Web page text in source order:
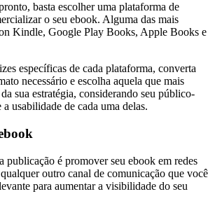
basta escolher uma plataforma de
o seu ebook. Alguma das mais
Kindle, Google Play Books, Apple Books e
específicas de cada plataforma, converta
necessário e escolha aquela que mais
sua estratégia, considerando seu público-
usabilidade de cada uma delas.
publicação é promover seu ebook em redes
outro canal de comunicação que você
para aumentar a visibilidade do seu